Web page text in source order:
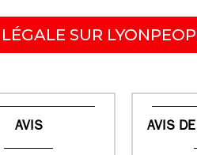
SUR
AVIS AVIS